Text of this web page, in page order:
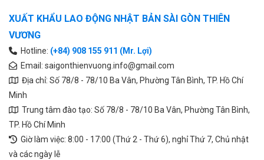
XUẤT KHẨU LAO ĐỘNG NHẬT BẢN SÀI GÒN THIÊN
VƯƠNG
Hotline: (+84) 908 155 911 (Mr. Lợi)
Email: saigonthienvuong.info@gmail.com
Địa chỉ: Số 78/8 - 78/10 Ba Vân, Phường Tân Bình, TP. Hồ Chí
Minh
Trung tâm đào tạo: Số 78/8 - 78/10 Ba Vân, Phường Tân Bình,
TP. Hồ Chí Minh
Giờ làm việc: 8:00 - 17:00 (Thứ 2 - Thứ 6), nghỉ Thứ 7, Chủ nhật
và các ngày lễ